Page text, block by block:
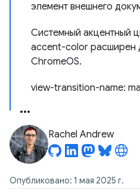
элемент внешнего
Системный акцентный
accent-color расширен
ChromeOS.
view-transition-name:
Rachel Andrew
Опубликовано: 1 мая 2025 г.